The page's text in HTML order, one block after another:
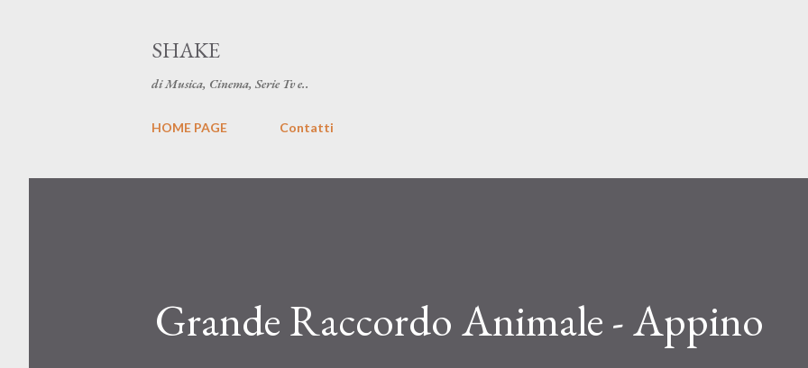
SHAKE
di Musica, Cinema, Serie Tv e..
HOME PAGE Contatti
Grande Raccordo Animale - Appino